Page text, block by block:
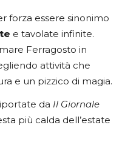
forza essere sinonimo
e tavolate infinite.
Ferragosto in
attività che
e un pizzico di magia.
da Il Giornale
più calda dell’estate